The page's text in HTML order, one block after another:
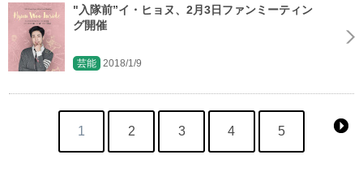
"入隊前”イ・ヒョヌ、2月3日ファンミーティン
グ開催
芸能 2018/1/9
1 2 3 4 5